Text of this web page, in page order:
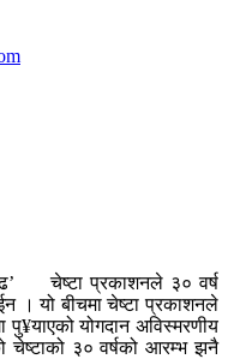
चेष्टा प्रकाशनले ३० वर्ष
। यो बीचमा चेष्टा प्रकाशनले
योगदान अविस्मरणीय
३० वर्षको आरम्भ झनै